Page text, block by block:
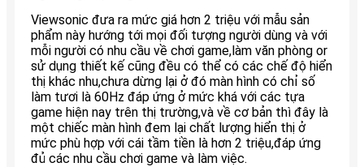
Viewsonic đưa ra mức giá hơn 2 triệu với mẫu sản
phẩm này hướng tới mọi đối tượng người dùng và với
mỗi người có nhu cầu về chơi game,làm văn phòng or
sử dụng thiết kế cũng đều có thể có các chế độ hiển
thị khác nhu,chưa dừng lại ở đó màn hình có chỉ số
làm tươi là 60Hz đáp ứng ở mức khá với các tựa
game hiện nay trên thị trường,và về cơ bản thì đây là
một chiếc màn hình đem lại chất lượng hiển thị ở
mức phù hợp với cái tầm tiền là hơn 2 triệu,đáp ứng
đủ các nhu cầu chơi game và làm việc.